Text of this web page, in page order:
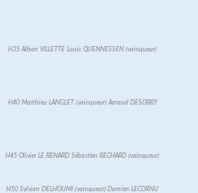
H35 Alban VILLETTE Louis QUENNESSEN (vainqueur)
H40 Matthieu LANGLET (vainqueur) Arnaud DESOBRY
H45 Olivier LE RENARD Sébastien RECHARD (vainqueur)
H50 Sylvian DELHOUMI (vainqueur) Damien LECORNU